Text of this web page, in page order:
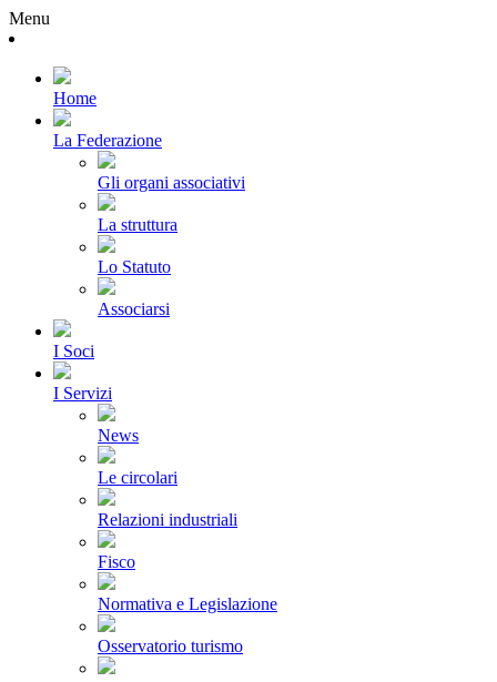
Menu
Home
La Federazione
Gli organi associativi
La struttura
Lo Statuto
Associarsi
I Soci
I Servizi
News
Le circolari
Relazioni industriali
Fisco
Normativa e Legislazione
Osservatorio turismo